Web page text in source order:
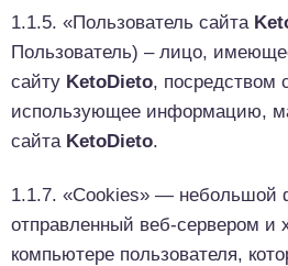
1.1.5. «Пользователь сайта
Пользователь) – лицо,
сайту KetoDieto, посредством
использующее информацию,
сайта KetoDieto.
1.1.7. «Cookies» — небольшой
отправленный веб-сервером и
компьютере пользователя,